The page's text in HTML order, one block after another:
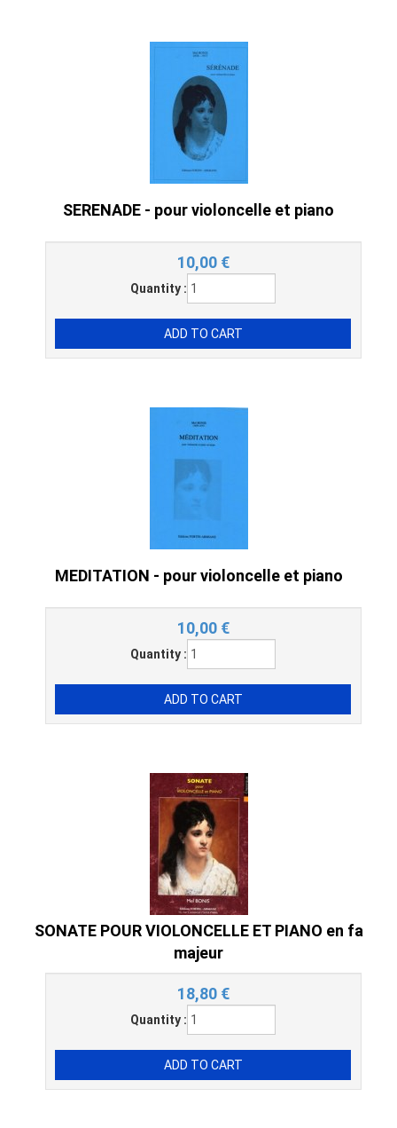
SERENADE - pour violoncelle et piano
10,00 €
Quantity :
MEDITATION - pour violoncelle et piano
10,00 €
Quantity :
SONATE POUR VIOLONCELLE ET PIANO en fa
majeur
18,80 €
Quantity :